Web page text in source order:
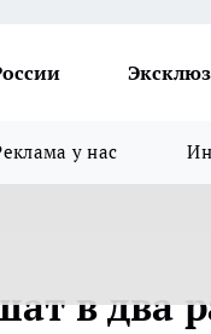
у нас
в два